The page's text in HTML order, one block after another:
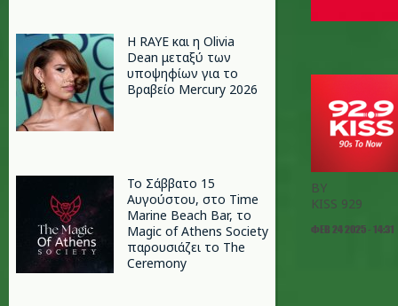
Η RAYE και η Olivia
Dean μεταξύ των
υποψηφίων για το
Βραβείο Mercury 2026
Το Σάββατο 15
Αυγούστου, στο Time
Marine Beach Bar, το
Magic of Athens Society
παρουσιάζει το The
Ceremony
BY
KISS 929
ΦΕΒ 24 2025 - 14:31